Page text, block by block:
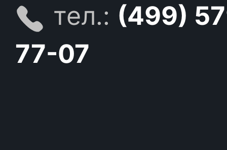
тел.: (499)
77-07